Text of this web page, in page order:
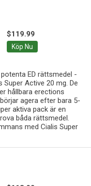
$119.99
Köp Nu
ED rättsmedel -
Super Active 20 mg. De
hållbara erections
agera efter bara 5-
aktiva pack är en
båda rättsmedel.
med Cialis Super